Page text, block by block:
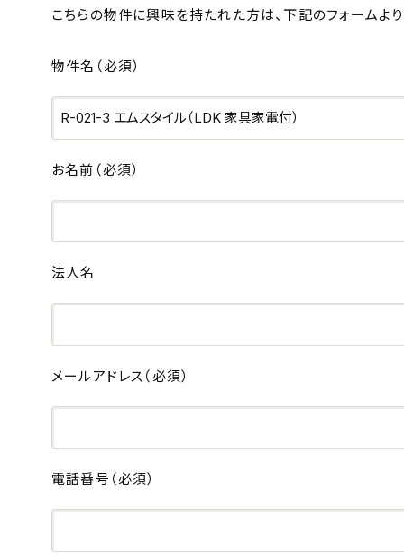
こちらの物件に興味を持たれた方は、下記のフォームよ
物件名 （必須）
お名前 （必須）
法人名
メールアドレス （必須）
電話番号 （必須）